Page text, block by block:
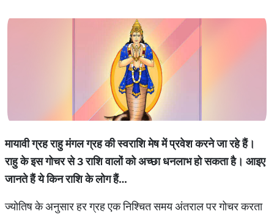
मायावी ग्रह राहु मंगल ग्रह की स्वराशि मेष में प्रवेश करने जा रहे हैं।
राहु के इस गोचर से 3 राशि वालों को अच्छा धनलाभ हो सकता है। आइए
जानते हैं ये किन राशि के लोग हैं…
ज्योतिष के अनुसार हर ग्रह एक निश्चित समय अंतराल पर गोचर करता